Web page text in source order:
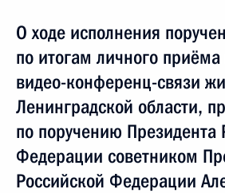
О ходе исполнения
по итогам личного
видео-конференц-связи
Ленинградской области,
по поручению Президента
Федерации советником
Российской Федерации